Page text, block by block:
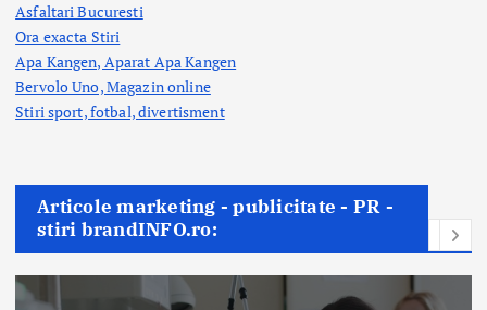
Asfaltari Bucuresti
Ora exacta Stiri
Apa Kangen, Aparat Apa Kangen
Bervolo Uno, Magazin online
Stiri sport, fotbal,divertisment
Articole marketing - publicitate - PR -
stiri brandINFO.ro: